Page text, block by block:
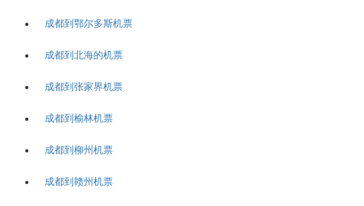
成都到鄂尔多斯机票
成都到北海的机票
成都到张家界机票
成都到榆林机票
成都到柳州机票
成都到赣州机票